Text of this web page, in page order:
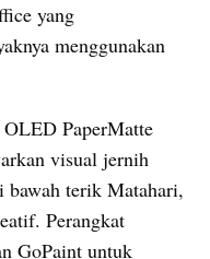
yang
menggunakan
OLED PaperMatte
visual jernih
bawah terik Matahari,
Perangkat
GoPaint untuk